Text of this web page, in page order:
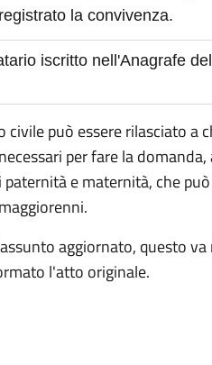
la convivenza.
iscritto nell'Anagrafe
può essere rilasciato a
per fare la domanda,
e maternità, che
aggiornato, questo
l'atto originale.